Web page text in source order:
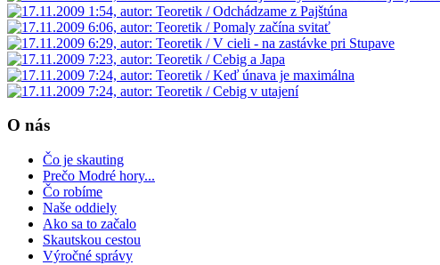
O nás
Čo je skauting
Prečo Modré hory...
Čo robíme
Naše oddiely
Ako sa to začalo
Skautskou cestou
Výročné správy